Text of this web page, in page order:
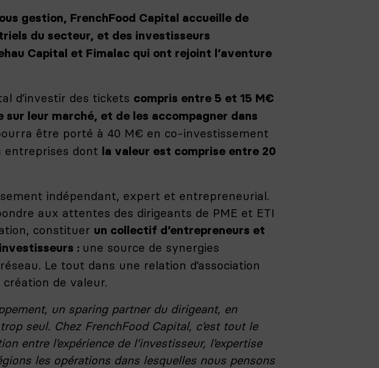
gestion, FrenchFood Capital accueille de
du secteur, et des investisseurs
Capital et Fimalac qui ont rejoint l’aventure
d’investir des tickets compris entre 5 et 15 M€
leur marché, et de les accompagner dans
être porté à 40 M€ en co-investissement
entreprises dont la valeur est comprise entre 20
indépendant, expert et entrepreneurial.
aux attentes des dirigeants de PME et ETI
constituer un collectif d’entrepreneurs et
: une source de synergies
Le tout dans une relation d’association
de valeur.
un sparing partner du dirigeant, en
seul. Chez FrenchFood Capital, c’est tout le
entre l’expérience de l’investisseur, l’expertise
les opérations dans lesquelles nous pensons